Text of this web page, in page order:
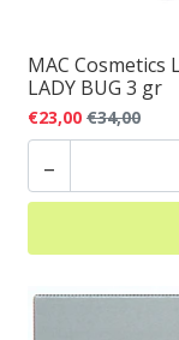
MAC Cosmetics
LADY BUG 3 gr
€23,00 €34,00
-